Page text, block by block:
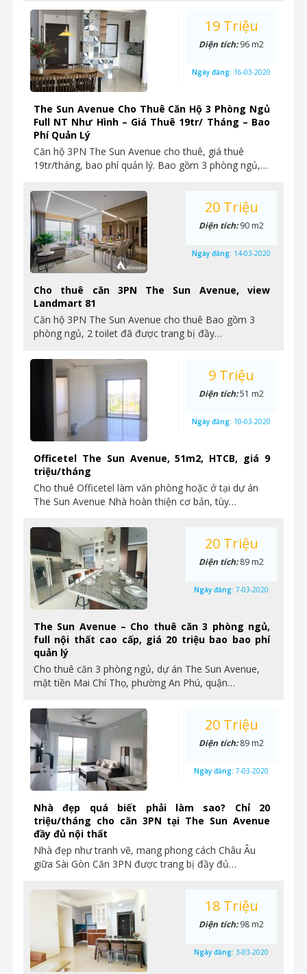
The Sun Avenue Cho Thuê Căn Hộ 3 Phòng Ngủ
Full NT Như Hình – Giá Thuê 19tr/ Tháng – Bao
Phí Quản Lý
Căn hộ 3PN The Sun Avenue cho thuê, giá thuê
19tr/tháng, bao phí quản lý. Bao gồm 3 phòng ngủ,…
19 Triệu
Diện tích:96 m2
Ngày đăng: 16-03-2020
Cho thuê căn 3PN The Sun Avenue, view
Landmart 81
Căn hộ 3PN The Sun Avenue cho thuê Bao gồm 3
phòng ngủ, 2 toilet đã được trang bị đầy…
20 Triệu
Diện tích:90 m2
Ngày đăng: 14-03-2020
Officetel The Sun Avenue, 51m2, HTCB, giá 9
triệu/tháng
Cho thuê Officetel làm văn phòng hoặc ở tại dự án
The Sun Avenue Nhà hoàn thiện cơ bản, tùy…
9 Triệu
Diện tích:51 m2
Ngày đăng: 10-03-2020
The Sun Avenue – Cho thuê căn 3 phòng ngủ,
full nội thất cao cấp, giá 20 triệu bao bao phí
quản lý
Cho thuê căn 3 phòng ngủ, dự án The Sun Avenue,
mặt tiền Mai Chí Thọ, phường An Phú, quận…
20 Triệu
Diện tích:89 m2
Ngày đăng: 7-03-2020
Nhà đẹp quá biết phải làm sao? Chỉ 20
triệu/tháng cho căn 3PN tại The Sun Avenue
đầy đủ nội thất
Nhà đẹp như tranh vẽ, mang phong cách Châu Âu
giữa Sài Gòn Căn 3PN được trang bị đầy đủ…
20 Triệu
Diện tích:89 m2
Ngày đăng: 7-03-2020
18 Triệu
Diện tích:98 m2
Ngày đăng: 3-03-2020